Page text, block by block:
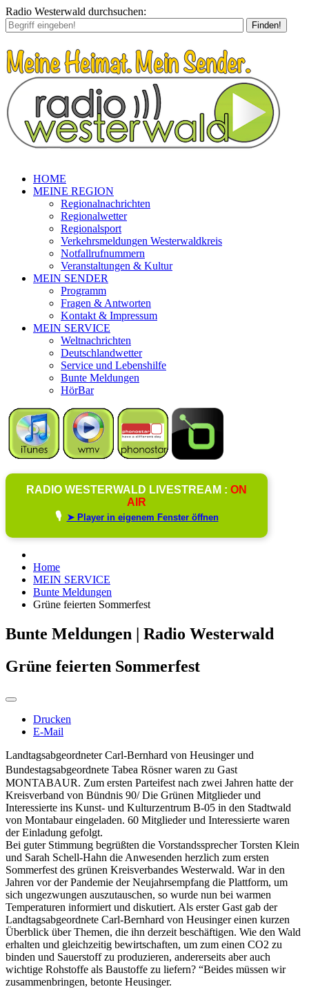
Radio Westerwald durchsuchen:
Finden!
HOME
MEINE REGION
Regionalnachrichten
Regionalwetter
Regionalsport
Verkehrsmeldungen Westerwaldkreis
Notfallrufnummern
Veranstaltungen & Kultur
MEIN SENDER
Programm
Fragen & Antworten
Kontakt & Impressum
MEIN SERVICE
Weltnachrichten
Deutschlandwetter
Service und Lebenshilfe
Bunte Meldungen
HörBar
RADIO WESTERWALD LIVESTREAM : ON
AIR
🎙️ ➤ Player in eigenem Fenster öffnen
Home
MEIN SERVICE
Bunte Meldungen
Grüne feierten Sommerfest
Bunte Meldungen | Radio Westerwald
Grüne feierten Sommerfest
Drucken
E-Mail
Landtagsabgeordneter Carl-Bernhard von Heusinger und
Bundestagsabgeordnete Tabea Rösner waren zu Gast
MONTABAUR. Zum ersten Parteifest nach zwei Jahren hatte der
Kreisverband von Bündnis 90/ Die Grünen Mitglieder und
Interessierte ins Kunst- und Kulturzentrum B-05 in den Stadtwald
von Montabaur eingeladen. 60 Mitglieder und Interessierte waren
der Einladung gefolgt.
Bei guter Stimmung begrüßten die Vorstandssprecher Torsten Klein
und Sarah Schell-Hahn die Anwesenden herzlich zum ersten
Sommerfest des grünen Kreisverbandes Westerwald. War in den
Jahren vor der Pandemie der Neujahrsempfang die Plattform, um
sich ungezwungen auszutauschen, so wurde nun bei warmen
Temperaturen informiert und diskutiert. Als erster Gast gab der
Landtagsabgeordnete Carl-Bernhard von Heusinger einen kurzen
Überblick über Themen, die ihn derzeit beschäftigen. Wie den Wald
erhalten und gleichzeitig bewirtschaften, um zum einen CO2 zu
binden und Sauerstoff zu produzieren, andererseits aber auch
wichtige Rohstoffe als Baustoffe zu liefern? “Beides müssen wir
zusammenbringen, betonte Heusinger.